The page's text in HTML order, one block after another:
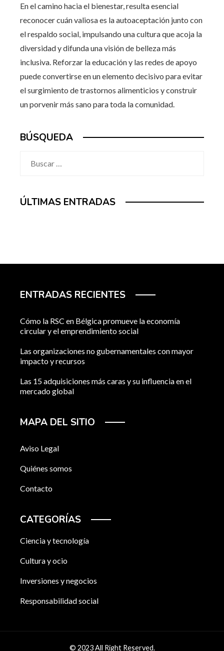
En el camino hacia el bienestar, resulta esencial
reconocer cuán valiosa es la autoaceptación junto con
el respaldo social, impulsando una cultura que acoja la
diversidad y difunda una visión de belleza más
inclusiva. Reforzar la educación y las redes de apoyo
puede convertirse en un elemento decisivo para evitar
el surgimiento de trastornos alimenticios y construir
un porvenir más sano para toda la comunidad.
BÚSQUEDA
ÚLTIMAS ENTRADAS
ENTRADAS RECIENTES
Cómo la RSC en Bélgica promueve la economía
circular y el emprendimiento social
Las organizaciones no gubernamentales con mayor
impacto y recursos
Las 15 adquisiciones más caras y su influencia en el
mercado global
MAPA DEL SITIO
Aviso Legal
Quiénes somos
Contacto
CATEGORÍAS
Ciencia y tecnología
Cultura y ocio
Inversiones y negocios
Responsabilidad social
© 2023 All Right Reserved.